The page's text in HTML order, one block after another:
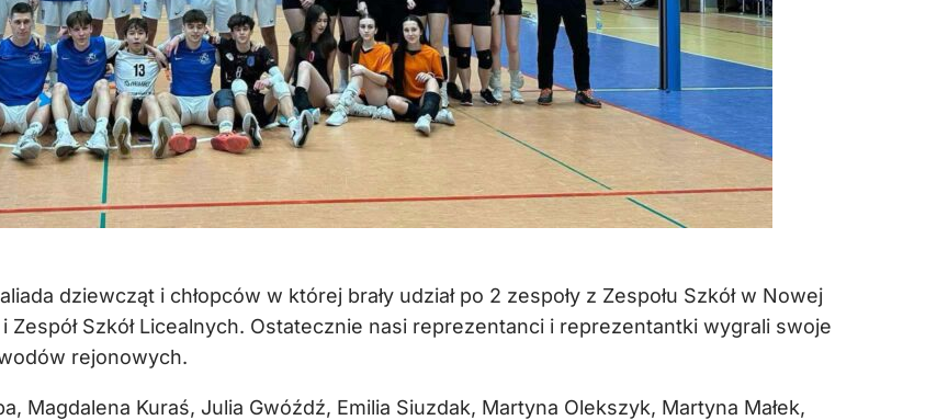
dziewcząt i chłopców w której brały udział po 2 zespoły z Zespołu Szkół w Nowej
Zespół Szkół Licealnych. Ostatecznie nasi reprezentanci i reprezentantki wygrali swoje
rejonowych.
Magdalena Kuraś, Julia Gwóźdź, Emilia Siuzdak, Martyna Olekszyk, Martyna Małek,